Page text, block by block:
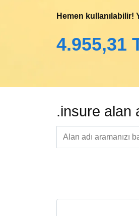
Hemen kullanılabilir!
‪4.955,31
.insure alan